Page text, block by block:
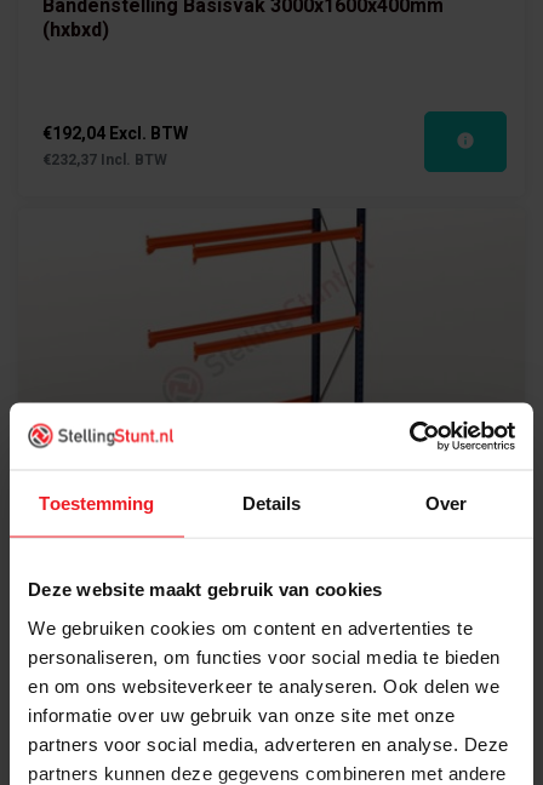
Toestemming Details Over
Deze website maakt gebruik van cookies
We gebruiken cookies om content en advertenties te
personaliseren, om functies voor social media te bieden
en om ons websiteverkeer te analyseren. Ook delen we
informatie over uw gebruik van onze site met onze
partners voor social media, adverteren en analyse. Deze
partners kunnen deze gegevens combineren met andere
Bandenstelling Basisvak 3000x1600x400mm
(hxbxd)
€192,04 Excl. BTW
€232,37 Incl. BTW
(hxbxd)
€125,46 Incl. BTW